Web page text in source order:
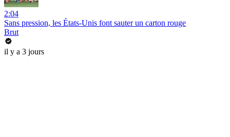
2:04
Sans pression, les États-Unis font sauter un carton rouge
Brut
il y a 3 jours